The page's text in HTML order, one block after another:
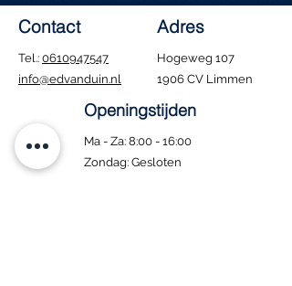
Contact
Tel.: 0610947547
info@edvanduin.nl
Adres
Hogeweg 107
1906 CV Limmen
Openingstijden
Ma - Za: 8:00 - 16:00
​Zondag: Gesloten